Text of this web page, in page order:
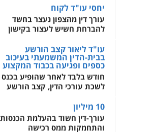
יחסי עו"ד לקוח
עורך דין מהצפון נעצר בחשד
להברחת חשיש לעצור בקישון
עו"ד ליאור קצב הורשע
בבית-הדין המשמעתי בעיכוב
כספים ופגיעה בכבוד המקצוע
חודש בלבד לאחר שהופיע בכנס
לשכת עורכי הדין, קצב הורשע
10 מיליון
עורך-דין חשוד בהעלמת הכנסות
והתחמקות ממס רכישה